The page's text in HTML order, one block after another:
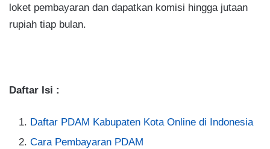
loket pembayaran dan dapatkan komisi hingga jutaan
rupiah tiap bulan.
Daftar Isi :
Daftar PDAM Kabupaten Kota Online di Indonesia
Cara Pembayaran PDAM